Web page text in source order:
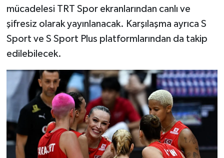
mücadelesi TRT Spor ekranlarından canlı ve
şifresiz olarak yayınlanacak. Karşılaşma ayrıca S
Sport ve S Sport Plus platformlarından da takip
edilebilecek.